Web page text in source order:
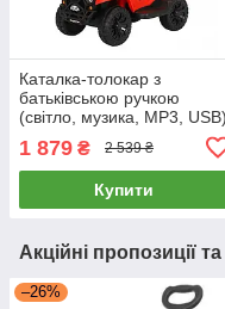
Каталка-толокар з
батьківською ручкою
(світло, музика, MP3, USB)
Bambi M 4845-3 Червоний
1 879 ₴ 2 539 ₴
Купити
Акційні пропозиції
–26%